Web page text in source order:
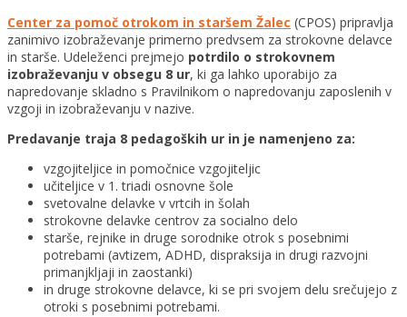
Center za pomoč otrokom in staršem Žalec (CPOS) pripravlja
zanimivo izobraževanje primerno predvsem za strokovne delavce
in starše. Udeleženci prejmejo potrdilo o strokovnem
izobraževanju v obsegu 8 ur, ki ga lahko uporabijo za
napredovanje skladno s Pravilnikom o napredovanju zaposlenih v
vzgoji in izobraževanju v nazive.
Predavanje traja 8 pedagoških ur in je namenjeno za:
vzgojiteljice in pomočnice vzgojiteljic
učiteljice v 1. triadi osnovne šole
svetovalne delavke v vrtcih in šolah
strokovne delavke centrov za socialno delo
starše, rejnike in druge sorodnike otrok s posebnimi
potrebami (avtizem, ADHD, dispraksija in drugi razvojni
primanjkljaji in zaostanki)
in druge strokovne delavce, ki se pri svojem delu srečujejo z
otroki s posebnimi potrebami.